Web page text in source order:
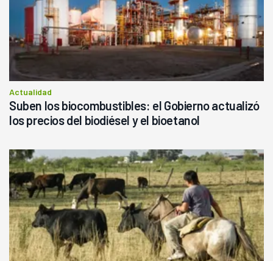
Actualidad
Suben los biocombustibles: el Gobierno actualizó
los precios del biodiésel y el bioetanol